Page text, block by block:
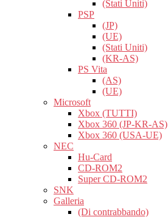
(Stati Uniti)
PSP
(JP)
(UE)
(Stati Uniti)
(KR-AS)
PS Vita
(AS)
(UE)
Microsoft
Xbox (TUTTI)
Xbox 360 (JP-KR-AS)
Xbox 360 (USA-UE)
NEC
Hu-Card
CD-ROM2
Super CD-ROM2
SNK
Galleria
(Di contrabbando)